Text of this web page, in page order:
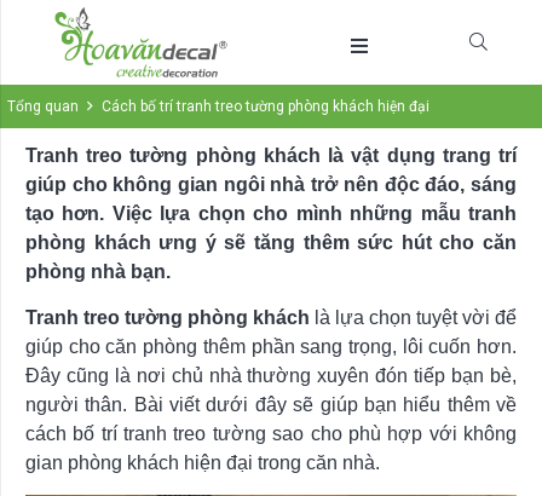
Tổng quan Cách bố trí tranh treo tường phòng khách hiện đại
Tranh treo tường phòng khách là vật dụng trang trí
giúp cho không gian ngôi nhà trở nên độc đáo, sáng
tạo hơn. Việc lựa chọn cho mình những mẫu tranh
phòng khách ưng ý sẽ tăng thêm sức hút cho căn
phòng nhà bạn.
Tranh treo tường phòng khách là lựa chọn tuyệt vời để
giúp cho căn phòng thêm phần sang trọng, lôi cuốn hơn.
Đây cũng là nơi chủ nhà thường xuyên đón tiếp bạn bè,
người thân. Bài viết dưới đây sẽ giúp bạn hiểu thêm về
cách bố trí tranh treo tường sao cho phù hợp với không
gian phòng khách hiện đại trong căn nhà.